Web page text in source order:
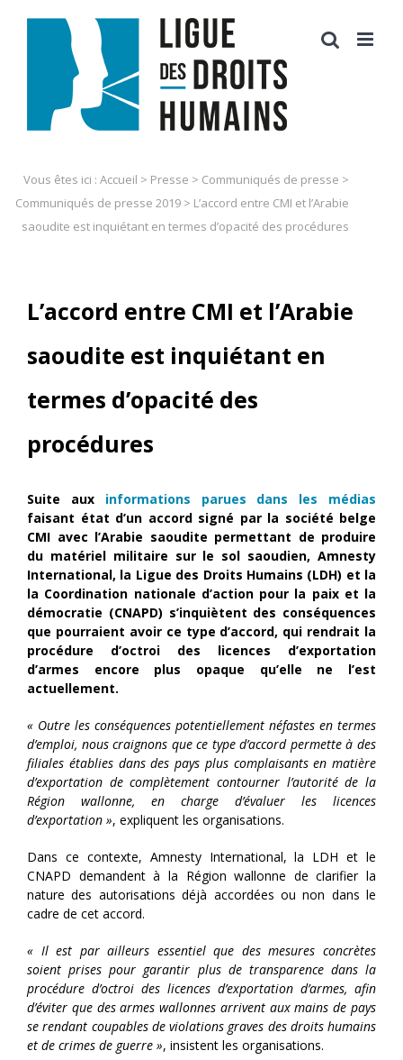
Vous êtes ici : Accueil > Presse > Communiqués de presse >
Communiqués de presse 2019 > L’accord entre CMI et l’Arabie
saoudite est inquiétant en termes d’opacité des procédures
L’accord entre CMI et l’Arabie
saoudite est inquiétant en
termes d’opacité des
procédures
Suite aux informations parues dans les médias
faisant état d’un accord signé par la société belge
CMI avec l’Arabie saoudite permettant de produire
du matériel militaire sur le sol saoudien, Amnesty
International, la Ligue des Droits Humains (LDH) et la
la Coordination nationale d’action pour la paix et la
démocratie (CNAPD) s’inquiètent des conséquences
que pourraient avoir ce type d’accord, qui rendrait la
procédure d’octroi des licences d’exportation
d’armes encore plus opaque qu’elle ne l’est
actuellement.
« Outre les conséquences potentiellement néfastes en termes
d’emploi, nous craignons que ce type d’accord permette à des
filiales établies dans des pays plus complaisants en matière
d’exportation de complètement contourner l’autorité de la
Région wallonne, en charge d’évaluer les licences
d’exportation », expliquent les organisations.
Dans ce contexte, Amnesty International, la LDH et le
CNAPD demandent à la Région wallonne de clarifier la
nature des autorisations déjà accordées ou non dans le
cadre de cet accord.
« Il est par ailleurs essentiel que des mesures concrètes
soient prises pour garantir plus de transparence dans la
procédure d’octroi des licences d’exportation d’armes, afin
d’éviter que des armes wallonnes arrivent aux mains de pays
se rendant coupables de violations graves des droits humains
et de crimes de guerre », insistent les organisations.